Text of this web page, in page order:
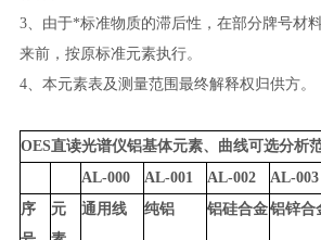
3、由于*标准物质的滞后性，在部分牌号材
来前，按原标准元素执行。
4、本元素表及测量范围最终解释权归供方。
OES直读光谱仪铝基体元素、曲线可选分析
AL-000
AL-001 AL-002 AL-003
序
元
通用线 纯铝 铝硅合金铝锌合